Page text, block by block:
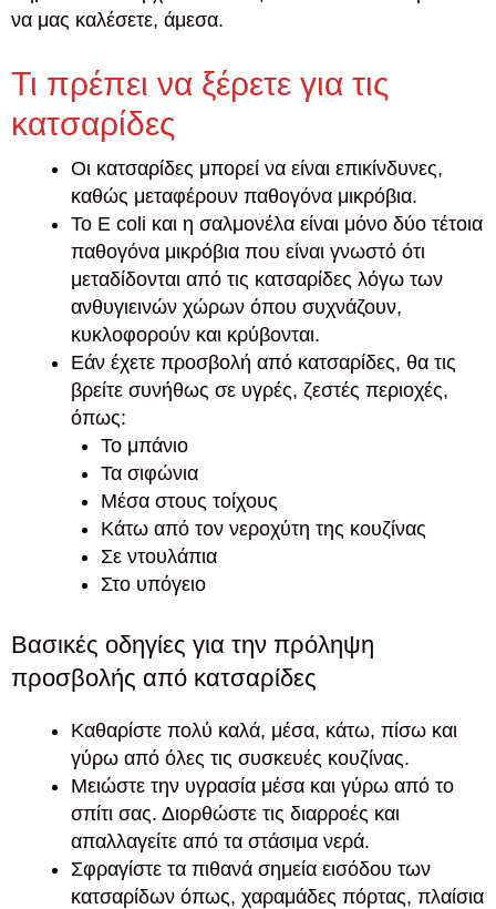
να μας καλέσετε, άμεσα.
Τι πρέπει να ξέρετε για τις
κατσαρίδες
Οι κατσαρίδες μπορεί να είναι επικίνδυνες,
καθώς μεταφέρουν παθογόνα μικρόβια.
Το E coli και η σαλμονέλα είναι μόνο δύο τέτοια
παθογόνα μικρόβια που είναι γνωστό ότι
μεταδίδονται από τις κατσαρίδες λόγω των
ανθυγιεινών χώρων όπου συχνάζουν,
κυκλοφορούν και κρύβονται.
Εάν έχετε προσβολή από κατσαρίδες, θα τις
βρείτε συνήθως σε υγρές, ζεστές περιοχές,
όπως:
Το μπάνιο
Τα σιφώνια
Μέσα στους τοίχους
Κάτω από τον νεροχύτη της κουζίνας
Σε ντουλάπια
Στο υπόγειο
Βασικές οδηγίες για την πρόληψη
προσβολής από κατσαρίδες
Καθαρίστε πολύ καλά, μέσα, κάτω, πίσω και
γύρω από όλες τις συσκευές κουζίνας.
Μειώστε την υγρασία μέσα και γύρω από το
σπίτι σας. Διορθώστε τις διαρροές και
απαλλαγείτε από τα στάσιμα νερά.
Σφραγίστε τα πιθανά σημεία εισόδου των
κατσαρίδων όπως, χαραμάδες πόρτας, πλαίσια